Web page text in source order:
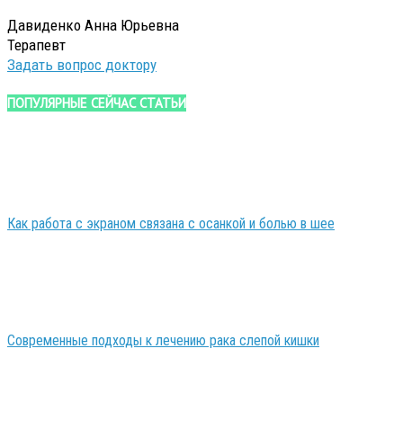
Давиденко Анна Юрьевна
Терапевт
Задать вопрос доктору
ПОПУЛЯРНЫЕ СЕЙЧАС СТАТЬИ
Как работа с экраном связана с осанкой и болью в шее
Современные подходы к лечению рака слепой кишки